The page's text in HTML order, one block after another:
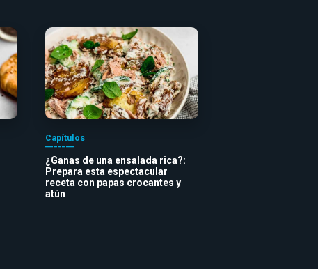
Capítulos
¿Ganas de una ensalada rica?:
Prepara esta espectacular
receta con papas crocantes y
atún